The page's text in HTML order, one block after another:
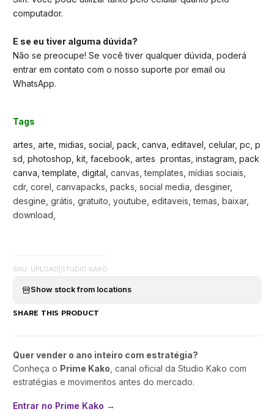
computador.
E se eu tiver alguma dúvida?
Não se preocupe! Se você tiver qualquer dúvida, poderá
entrar em contato com o nosso suporte por email ou
WhatsApp.
Tags
artes, arte, midias, social, pack, canva, editavel, celular, pc, p
sd, photoshop, kit, facebook, artes prontas, instagram, pack
canva, template, digital, canvas, templates, mídias sociais,
cdr, corel, canvapacks, packs, social media, desginer,
desgine, grátis, gratuito, youtube, editaveis, temas, baixar,
download,
SKU: UPLOAD STUDIO KAKO
Show stock from locations
SHARE THIS PRODUCT
Quer vender o ano inteiro com estratégia?
Conheça o Prime Kako , canal oficial da Studio Kako com
estratégias e movimentos antes do mercado.
Entrar no Prime Kako →